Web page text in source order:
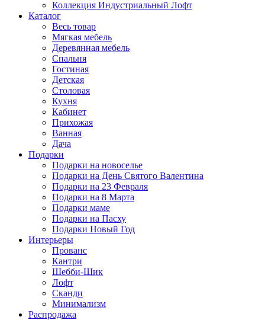
Коллекция Индустриальный Лофт
Каталог
Весь товар
Мягкая мебель
Деревянная мебель
Спальня
Гостиная
Детская
Столовая
Кухня
Кабинет
Прихожая
Ванная
Дача
Подарки
Подарки на новоселье
Подарки на День Святого Валентина
Подарки на 23 Февраля
Подарки на 8 Марта
Подарки маме
Подарки на Пасху
Подарки Новый Год
Интерьеры
Прованс
Кантри
Шебби-Шик
Лофт
Сканди
Минимализм
Распродажа